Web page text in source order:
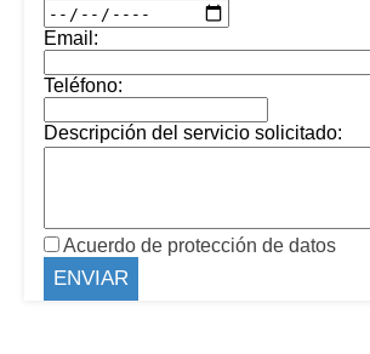
Email:
Teléfono:
Descripción del servicio solicitado:
Acuerdo de protección de datos